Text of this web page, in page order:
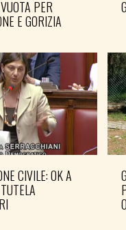
PER
E GORIZIA
CIVILE: OK A